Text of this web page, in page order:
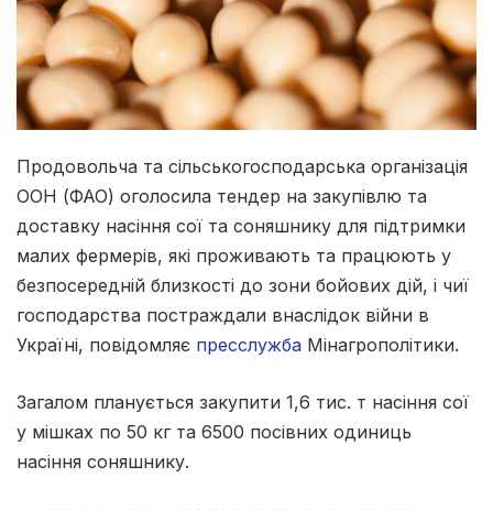
Продовольча та сільськогосподарська організація
ООН (ФАО) оголосила тендер на закупівлю та
доставку насіння сої та соняшнику для підтримки
малих фермерів, які проживають та працюють у
безпосередній близкості до зони бойових дій, і чиї
господарства постраждали внаслідок війни в
Україні, повідомляє пресслужба Мінагрополітики.
Загалом планується закупити 1,6 тис. т насіння сої
у мішках по 50 кг та 6500 посівних одиниць
насіння соняшнику.